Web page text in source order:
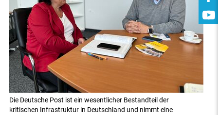
Die Deutsche Post ist ein wesentlicher Bestandteil der
kritischen Infrastruktur in Deutschland und nimmt eine